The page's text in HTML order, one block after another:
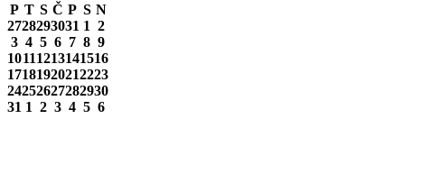
P T S Č P S N
2728293031 1 2
3 4 5 6 7 8 9
10111213141516
17181920212223
24252627282930
31 1 2 3 4 5 6